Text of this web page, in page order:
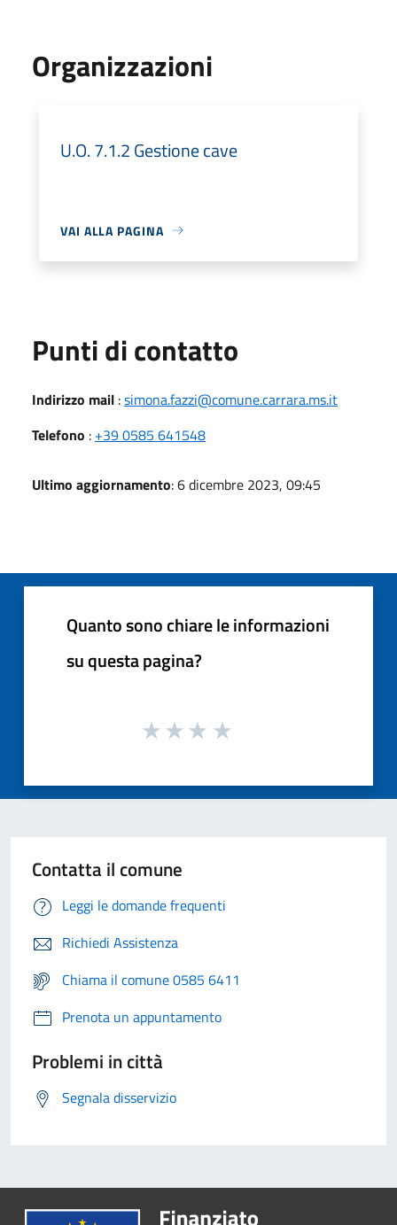
Organizzazioni
U.O. 7.1.2 Gestione cave
VAI ALLA PAGINA
Punti di contatto
Indirizzo mail :simona.fazzi@comune.carrara.ms.it
Telefono : +39 0585 641548
Ultimo aggiornamento: 6 dicembre 2023, 09:45
Quanto sono chiare le informazioni
su questa pagina?
Contatta il comune
Leggi le domande frequenti
Richiedi Assistenza
Chiama il comune 0585 6411
Prenota un appuntamento
Problemi in città
Segnala disservizio